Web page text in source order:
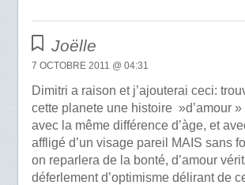
Joëlle
7 OCTOBRE 2011 @ 04:31
Dimitri a raison et j’ajouterai ceci:
cette planete une histoire »d’amour
avec la même différence d’àge, et
affligé d’un visage pareil MAIS sans
on reparlera de la bonté, d’amour
déferlement d’optimisme délirant de